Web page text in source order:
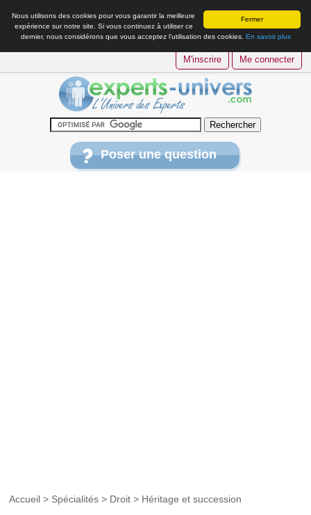
Fermer
Nous utilisons des cookies pour vous garantir la meilleure
expérience sur notre site. Si vous continuez à utiliser ce
dernier, nous considérons que vous acceptez l’utilisation des cookies. En savoir plus
M'inscrire Me connecter
Poser une question
Accueil > Spécialités > Droit > Héritage et succession